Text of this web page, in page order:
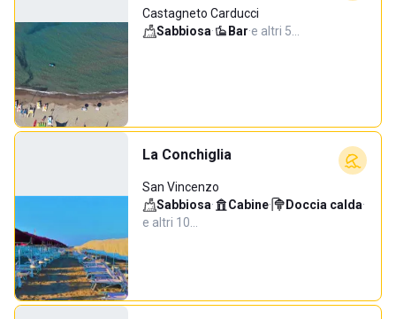
Castagneto Carducci
Sabbiosa· Bar·e altri 5…
La Conchiglia
San Vincenzo
Sabbiosa· Cabine· Doccia calda·
e altri 10…